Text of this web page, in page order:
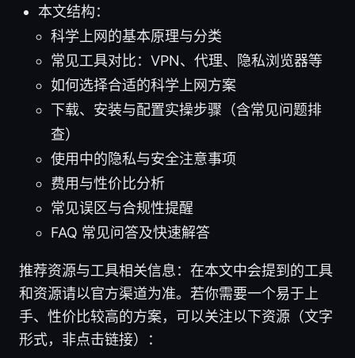
本文结构：
科学上网的基本原理与分类
常见工具对比：VPN、代理、隐私浏览器等
如何选择合适的科学上网方案
下载、安装与配置实操步骤（含常见问题排
查）
使用中的隐私与安全注意事项
费用与性价比分析
常见误区与合规性提醒
FAQ 常见问答及快速解答
推荐资源与工具相关信息：在本文中会提到的工具
和资源请以官方渠道为准。若你需要一个易于上
手、性价比较高的方案，可以关注以下资源（文字
形式，非点击链接）：